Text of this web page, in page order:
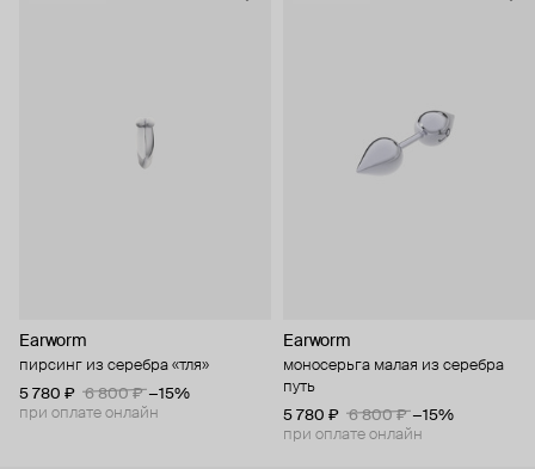
Earworm
пирсинг из серебра «тля»
5 780 ₽
6 800 ₽ −15%
при оплате онлайн
Earworm
моносерьга малая из серебра
путь
5 780 ₽
6 800 ₽ −15%
при оплате онлайн